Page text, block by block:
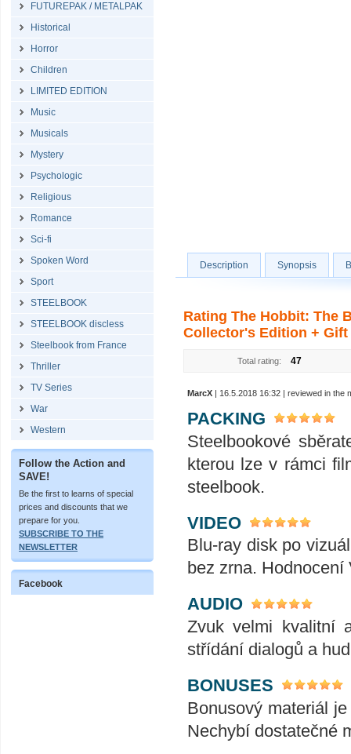
FUTUREPAK / METALPAK
Historical
Horror
Children
LIMITED EDITION
Music
Musicals
Mystery
Psychologic
Religious
Romance
Sci-fi
Spoken Word
Sport
STEELBOOK
STEELBOOK discless
Steelbook from France
Thriller
TV Series
War
Western
Follow the Action and
SAVE!
Be the first to learns of special
prices and discounts that we
prepare for you.
SUBSCRIBE TO THE
NEWSLETTER
Facebook
Description Synopsis
Rating The Hobbit: The
Collector's Edition +
Total rating: 47
MarcX | 16.5.2018 16:32 | reviewed in the
PACKING
Steelbookové
kterou lze v rámci
steelbook.
VIDEO
Blu-ray disk po
bez zrna.
AUDIO
Zvuk velmi kvalitní
střídání dialogů a
BONUSES
Bonusový materiál
Nechybí dostatečné